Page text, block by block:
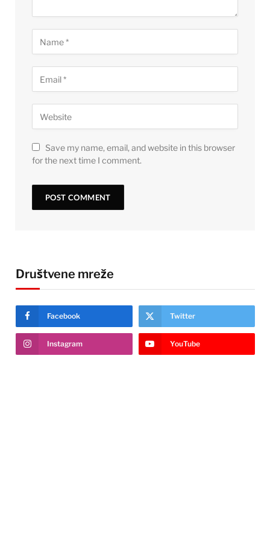
Save my name, email, and website in this browser
for the next time I comment.
Društvene mreže
Facebook Twitter
Instagram YouTube